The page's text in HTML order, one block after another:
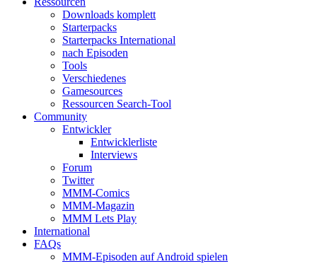
Downloads komplett
Starterpacks
Starterpacks International
nach Episoden
Tools
Verschiedenes
Gamesources
Ressourcen Search-Tool
Community
Entwickler
Entwicklerliste
Interviews
Forum
Twitter
MMM-Comics
MMM-Magazin
MMM Lets Play
International
FAQs
MMM-Episoden auf Android spielen